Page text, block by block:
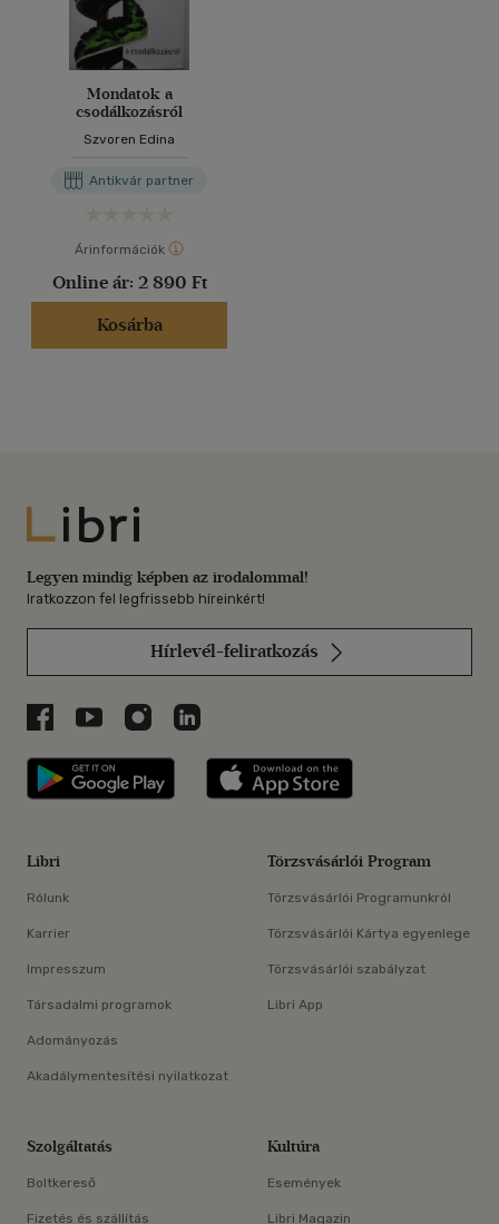
Mondatok a
csodálkozásról
Szvoren Edina
Antikvár partner
Árinformációk
Online ár: 2 890 Ft
Kosárba
Libri
Legyen mindig képben az irodalommal!
Iratkozzon fel legfrissebb híreinkért!
Hírlevél-feliratkozás
Libri a Facebookon
Libri a Youtube-on
Libri az Instagramon
Libri a LinkedInen
Libri applikáció Szerezd meg: Google
Libri
Rólunk
Karrier
Impresszum
Társadalmi programok
Adományozás
Akadálymentesítési nyilatkozat
Törzsvásárlói Program
Törzsvásárlói Programunkról
Törzsvásárlói Kártya egyenlege
Törzsvásárlói szabályzat
Libri App
Szolgáltatás
Boltkereső
Fizetés és szállítás
Kultúra
Események
Libri Magazin